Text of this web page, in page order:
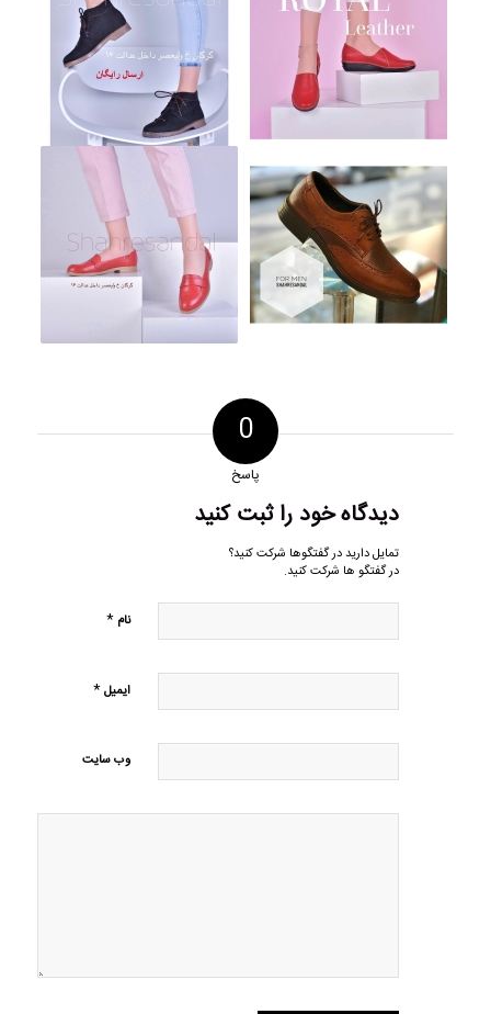
0
پاسخ
دیدگاه خود را ثبت کنید
تمایل دارید در گفتگوها شرکت کنید؟
در گفتگو ها شرکت کنید.
نام *
ایمیل*
وب‌ سایت